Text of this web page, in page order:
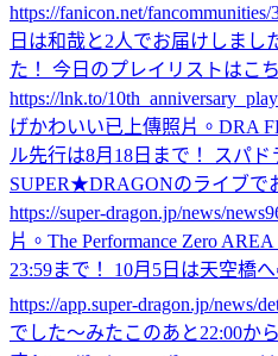
https://fanicon.net/fancommunities/
日は和哉と2人でお届けしまし
た！ 今日のプレイリストはこち
https://lnk.to/
げかわいい已上傳照片。 DRA
ル先行は8月18日まで！ スパ
SUPER★DRAGONのライブで
https://super-dragon.jp/news/
片。 The Performance Zero
23:59まで！ 10月5日は天空橋
https://app.super-dragon.jp/news/
でした〜みたこのあと22:00か